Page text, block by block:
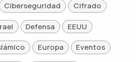
Ciberseguridad Cifrado
Defensa EEUU
Europa Eventos